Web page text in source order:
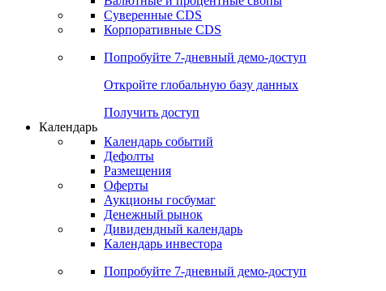
Суверенные CDS
Корпоративные CDS
Попробуйте 7-дневный демо-доступ
Откройте глобальную базу данных
Получить доступ
Календарь
Календарь событий
Дефолты
Размещения
Оферты
Аукционы госбумаг
Денежный рынок
Дивидендный календарь
Календарь инвестора
Попробуйте 7-дневный демо-доступ